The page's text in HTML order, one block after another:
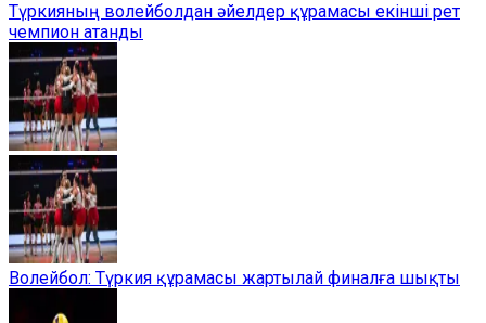
Түркияның волейболдан әйелдер құрамасы екінші рет
чемпион атанды
Волейбол: Түркия құрамасы жартылай финалға шықты